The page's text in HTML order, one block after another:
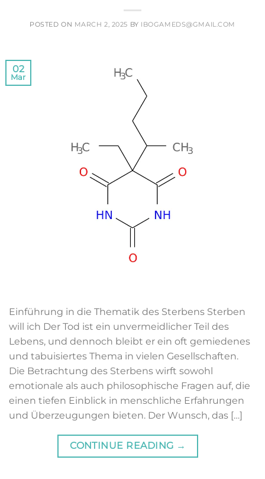
POSTED ON MARCH 2, 2025 BY IBOGAMEDS@GMAIL.COM
02
Mar
Einführung in die Thematik des Sterbens ​Sterben
will ich Der Tod ist ein unvermeidlicher Teil des
Lebens, und dennoch bleibt er ein oft gemiedenes
und tabuisiertes Thema in vielen Gesellschaften.
Die Betrachtung des Sterbens wirft sowohl
emotionale als auch philosophische Fragen auf, die
einen tiefen Einblick in menschliche Erfahrungen
und Überzeugungen bieten. Der Wunsch, das […]
CONTINUE READING →